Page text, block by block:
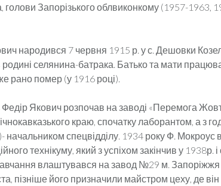
голови Запорізького облвиконкому (1957-1963,
народився 7 червня 1915 р. у с. Дешовки
родині селянина-батрака. Батько та мати
рано помер (у 1916 році).
Федір Якович розпочав на заводі «Перемога
краю, спочатку лаборантом, а з
начальником спецвідділу. 1934 року Ф. Мокроус
технікуму, який з успіхом закінчив у
влаштувався на завод №29 м.
пізніше його призначили майстром цеху, де